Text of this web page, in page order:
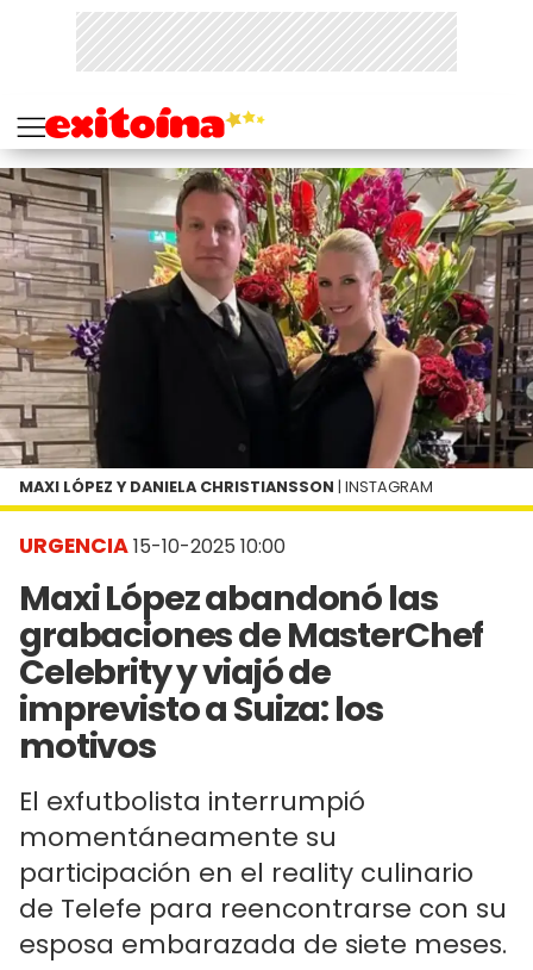
URGENCIA15-10-2025 10:00
Maxi López abandonó las
grabaciones de MasterChef
Celebrity y viajó de
imprevisto a Suiza: los
motivos
El exfutbolista interrumpió
momentáneamente su
participación en el reality culinario
de Telefe para reencontrarse con su
esposa embarazada de siete meses.
MAXI LÓPEZ Y DANIELA CHRISTIANSSON | INSTAGRAM